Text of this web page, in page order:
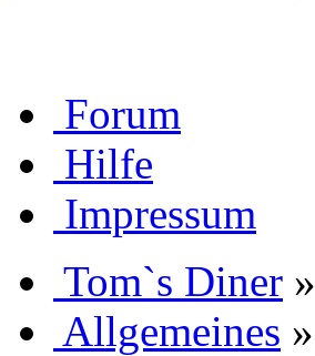
Forum
Hilfe
Impressum
Tom`s Diner »
Allgemeines »